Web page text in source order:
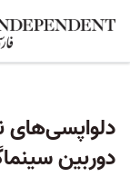
دلواپسی‌های
دوربین